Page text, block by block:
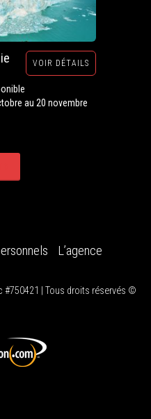
VOIR DÉTAILS
au 20 novembre
L’agence
#750421 | Tous droits réservés ©